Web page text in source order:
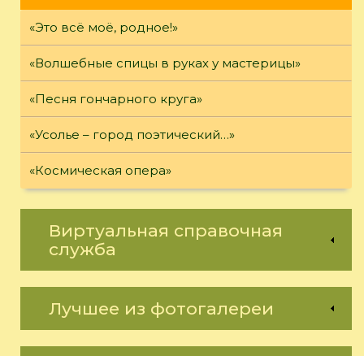
«Это всё моё, родное!»
«Волшебные спицы в руках у мастерицы»
«Песня гончарного круга»
«Усолье – город поэтический…»
«Космическая опера»
Виртуальная справочная
служба
Лучшее из фотогалереи